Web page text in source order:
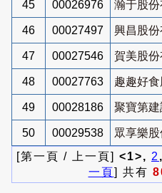
45 00026976 瀚于股份
46 00027497 興昌股份
47 00027546 賀美股份
48 00027763 趣趣好食
49 00028186 聚寶第建
50 00029538
眾享樂股
[第一頁 / 上一頁] <1>, 2 ,
一頁] 共有